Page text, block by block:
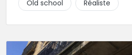
Old school
Réaliste